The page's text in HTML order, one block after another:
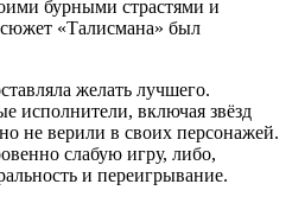
бурными страстями и
«Талисмана» был
желать лучшего.
исполнители, включая звёзд
не верили в своих персонажей.
слабую игру, либо,
и переигрывание.